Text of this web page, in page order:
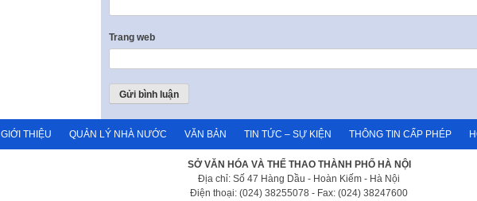
Trang web
GIỚI THIỆU QUẢN LÝ NHÀ NƯỚC VĂN BẢN TIN TỨC – SỰ KIỆN THÔNG TIN CẤP PHÉP
SỞ VĂN HÓA VÀ THỂ THAO THÀNH PHỐ HÀ NỘI
Địa chỉ: Số 47 Hàng Dầu - Hoàn Kiếm - Hà Nội
Điện thoại: (024) 38255078 - Fax: (024) 38247600